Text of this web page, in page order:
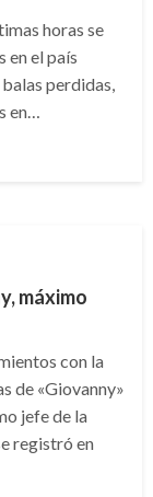
horas se
en el país
perdidas,
máximo
con la
de «Giovanny»
jefe de la
registró en